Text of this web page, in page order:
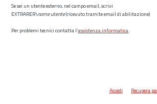
Se sei un utente esterno, nel campo email, scrivi
EXTRARER\nome utente(ricevuto tramite email di abilitazione)
Per problemi tecnici contatta l’assistenza informatica.
Accedi Recupera